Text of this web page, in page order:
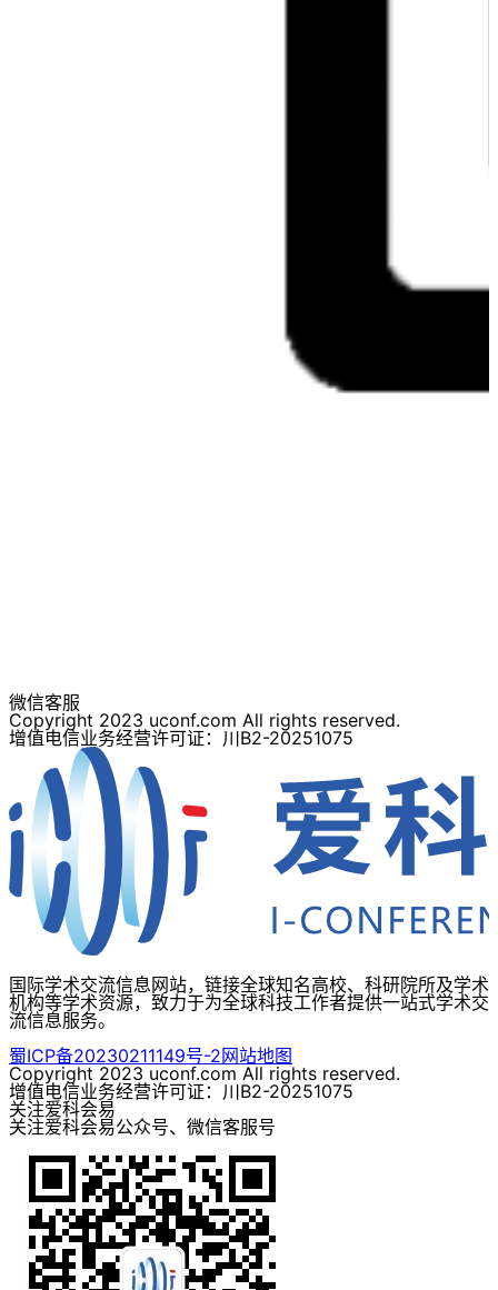
微信客服
Copyright 2023 uconf.com All rights reserved.
增值电信业务经营许可证：川B2-20251075
国际学术交流信息网站，链接全球知名高校、科研院所及学术
机构等学术资源，致力于为全球科技工作者提供一站式学术交
流信息服务。
蜀ICP备20230211149号-2网站地图
Copyright 2023 uconf.com All rights reserved.
增值电信业务经营许可证：川B2-20251075
关注爱科会易
关注爱科会易公众号、微信客服号